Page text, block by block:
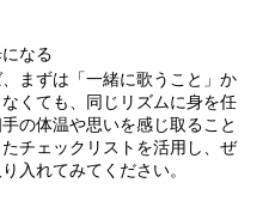
なる
まずは「一緒に歌うこと」か
くても、同じリズムに身を任
の体温や思いを感じ取ること
チェックリストを活用し、ぜ
入れてみてください。